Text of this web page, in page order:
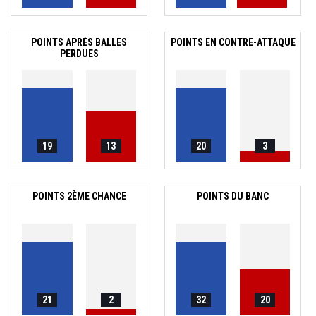
POINTS APRÈS BALLES
PERDUES
19 13
POINTS EN CONTRE-ATTAQUE
20 3
POINTS 2ÈME CHANCE
21 2
POINTS DU BANC
32 20